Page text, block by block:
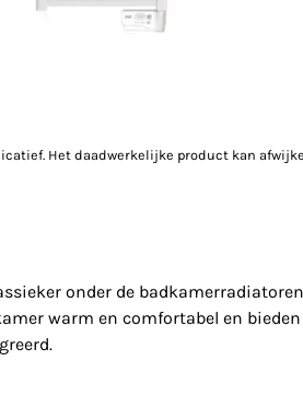
Het daadwerkelijke product kan
onder de
warm en comfortabel en